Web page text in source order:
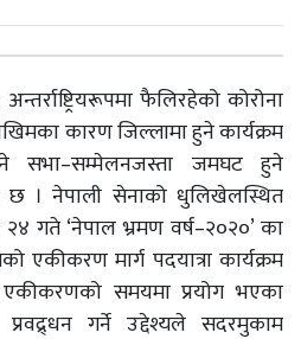
फैलिरहेको कोरोना
कारण जिल्लामा हुने कार्यक्रम
सभा–सम्मेलनजस्ता जमघट हुने
छ । नेपाली सेनाको धुलिखेलस्थित
गते ‘नेपाल भ्रमण वर्ष–२०२०’ का
एकीकरण मार्ग पदयात्रा कार्यक्रम
समयमा प्रयोग भएका
गर्ने उद्देश्यले सदरमुकाम